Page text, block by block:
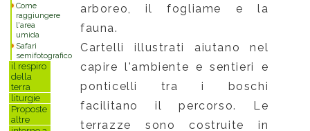
Come
raggiungere
l'area
umida
Safari
semifotografico
il respiro
della
terra
liturgie
Proposte
altre
arboreo, il fogliame e la
fauna.
Cartelli illustrati aiutano nel
capire l'ambiente e sentieri e
ponticelli tra i boschi
facilitano il percorso. Le
terrazze sono costruite in